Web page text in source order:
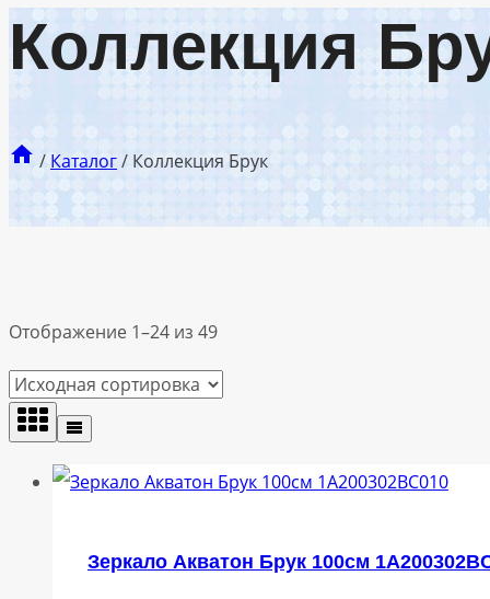
Коллекция
/ Каталог/ Коллекция Брук
Отображение 1–24 из 49
Зеркало Акватон Брук 100см